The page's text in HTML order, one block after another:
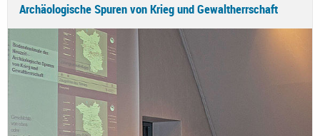
Archäologische Spuren von Krieg und Gewaltherrschaft